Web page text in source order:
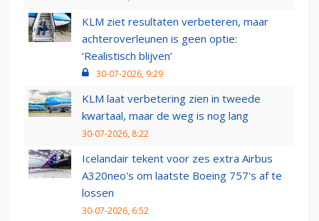
KLM ziet resultaten verbeteren, maar
achteroverleunen is geen optie:
‘Realistisch blijven’
30-07-2026, 9:29
KLM laat verbetering zien in tweede
kwartaal, maar de weg is nog lang
30-07-2026, 8:22
Icelandair tekent voor zes extra Airbus
A320neo's om laatste Boeing 757's af te
lossen
30-07-2026, 6:52